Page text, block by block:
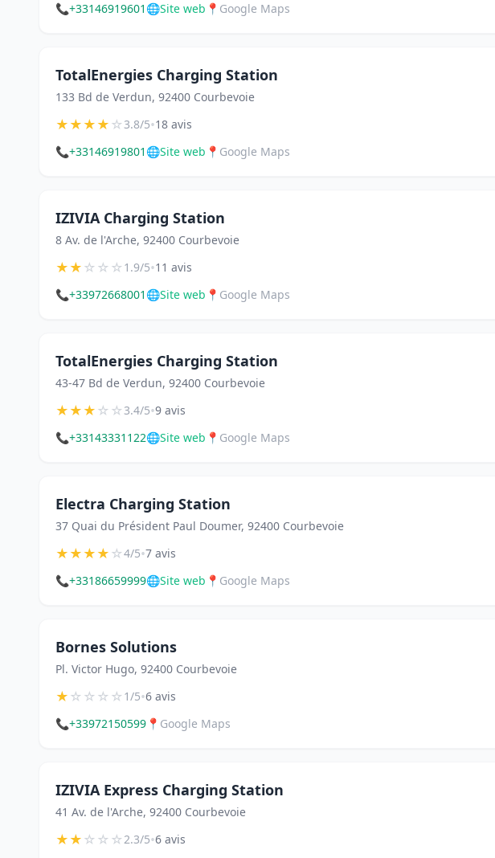
📞+33146919601 🌐Site web 📍 Google Maps
TotalEnergies Charging Station
133 Bd de Verdun, 92400 Courbevoie
★★★★☆3.8/5•18 avis
📞+33146919801 🌐Site web 📍 Google Maps
IZIVIA Charging Station
8 Av. de l'Arche, 92400 Courbevoie
★★☆☆☆1.9/5•11 avis
📞+33972668001 🌐Site web 📍 Google Maps
TotalEnergies Charging Station
43-47 Bd de Verdun, 92400 Courbevoie
★★★☆☆3.4/5•9 avis
📞+33143331122🌐Site web 📍 Google Maps
Electra Charging Station
37 Quai du Président Paul Doumer, 92400 Courbevoie
★★★★☆4/5•7 avis
📞+33186659999🌐Site web 📍 Google Maps
Bornes Solutions
Pl. Victor Hugo, 92400 Courbevoie
★☆☆☆☆1/5•6 avis
📞+33972150599 📍 Google Maps
IZIVIA Express Charging Station
41 Av. de l'Arche, 92400 Courbevoie
★★☆☆☆2.3/5•6 avis